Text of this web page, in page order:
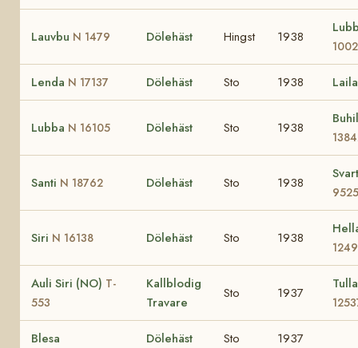
Lauvbu N 1479 Dölehäst Hingst 1938
Lenda N 17137 Dölehäst Sto 1938
Lubba N 16105 Dölehäst Sto 1938
Santi N 18762 Dölehäst Sto 1938
9525
Siri N 16138 Dölehäst Sto 1938
Auli Siri (NO) T-
553
Kallblodig
Travare
Sto 1937
Blesa Dölehäst Sto 1937